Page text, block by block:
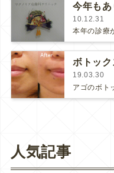
今年もあ
10.12.31
ボトッ
19.03.30
人気記事